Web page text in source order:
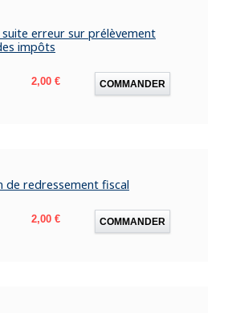
suite erreur sur prélèvement
impôts
Prix
2,00 € COMMANDER
de redressement fiscal
Prix
2,00 € COMMANDER